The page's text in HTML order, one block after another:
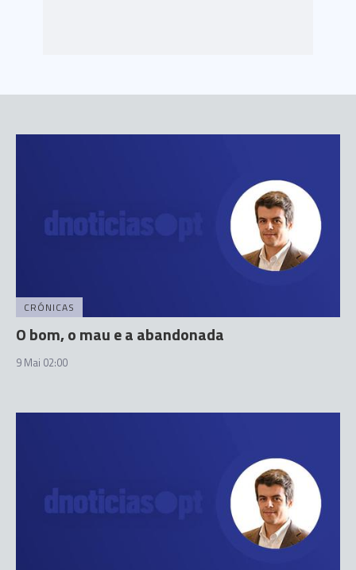
CRÓNICAS
O bom, o mau e a abandonada
9 Mai 02:00